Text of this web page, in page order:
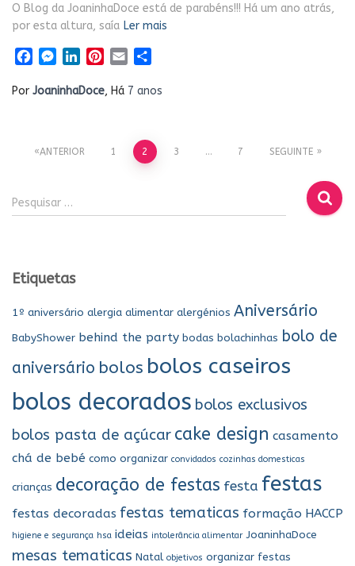
O Blog da JoaninhaDoce está de parabéns!!! Há um ano atrás,
por esta altura, saía Ler mais
Facebook
Messenger
LinkedInPinterest
Email
Por JoaninhaDoce, Há 7 anos
Paginação
dos
ANTERIOR 1 2 3 … 7 SEGUINTE
P
e
a
r
o
Pesquisar …
Etiquetas
1º aniversário alergia alimentar alergénios Aniversário
BabyShower behind the party bodas bolachinhas bolo de
aniversário bolos bolos caseiros
bolos decorados bolos exclusivos
bolos pasta de açúcar cake design casamento
chá de bebé como organizar convidados cozinhas domesticas
crianças decoração de festas festa festas
festas decoradas festas tematicas formação HACCP
higiene e segurança hsa ideias intolerância alimentar JoaninhaDoce
mesas tematicas Natal objetivos organizar festas